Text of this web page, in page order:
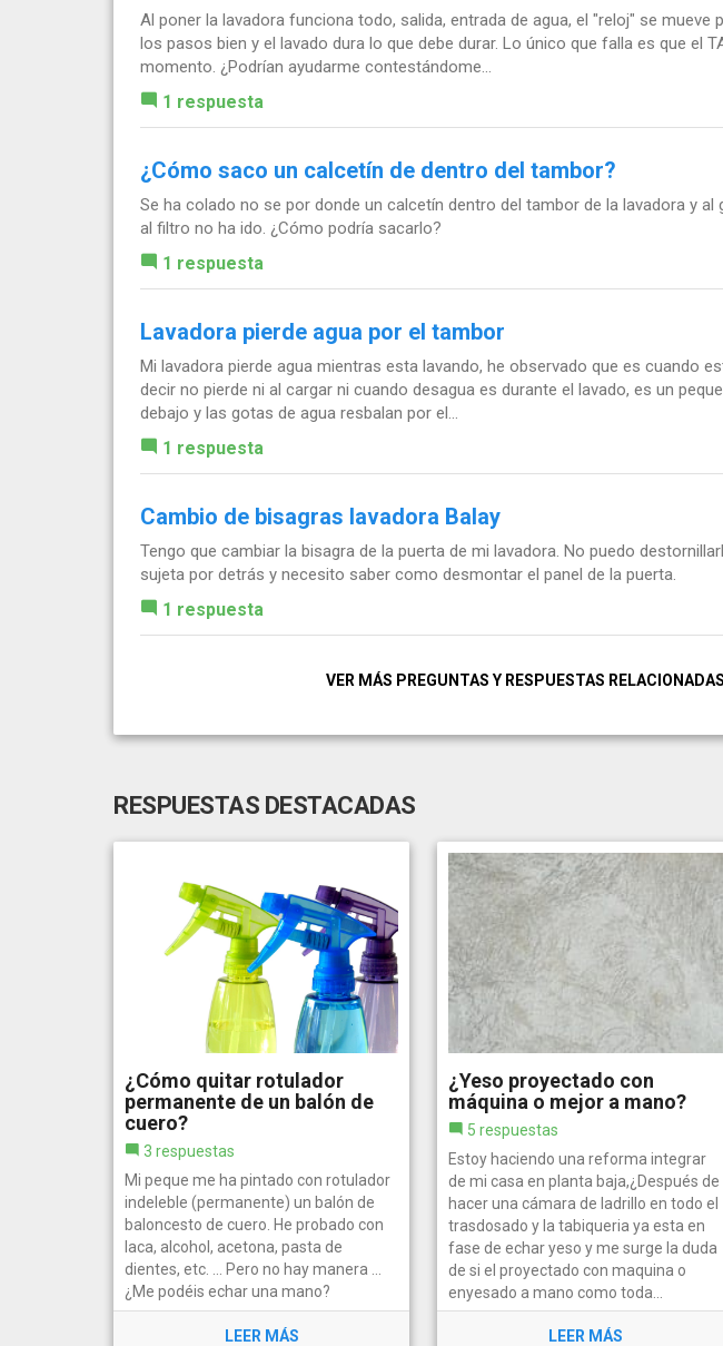
Al poner la lavadora funciona todo, salida, entrada de agua, el "reloj" se mueve
los pasos bien y el lavado dura lo que debe durar. Lo único que falla es que el
momento. ¿Podrían ayudarme contestándome...
1 respuesta
¿Cómo saco un calcetín de dentro del tambor?
Se ha colado no se por donde un calcetín dentro del tambor de la lavadora y al
al filtro no ha ido. ¿Cómo podría sacarlo?
1 respuesta
Lavadora pierde agua por el tambor
Mi lavadora pierde agua mientras esta lavando, he observado que es cuando
decir no pierde ni al cargar ni cuando desagua es durante el lavado, es un
debajo y las gotas de agua resbalan por el...
1 respuesta
Cambio de bisagras lavadora Balay
Tengo que cambiar la bisagra de la puerta de mi lavadora. No puedo
sujeta por detrás y necesito saber como desmontar el panel de la puerta.
1 respuesta
VER MÁS PREGUNTAS Y RESPUESTAS
RESPUESTAS DESTACADAS
LEER MÁS
¿Cómo quitar rotulador
permanente de un balón de
cuero?
3 respuestas
Mi peque me ha pintado con rotulador
indeleble (permanente) un balón de
baloncesto de cuero. He probado con
laca, alcohol, acetona, pasta de
dientes, etc. ... Pero no hay manera ...
¿Me podéis echar una mano?
LEER MÁS
¿Yeso proyectado con
máquina o mejor a mano?
5 respuestas
Estoy haciendo una reforma integrar
de mi casa en planta baja,¿Después de
hacer una cámara de ladrillo en todo el
trasdosado y la tabiqueria ya esta en
fase de echar yeso y me surge la duda
de si el proyectado con maquina o
enyesado a mano como toda...